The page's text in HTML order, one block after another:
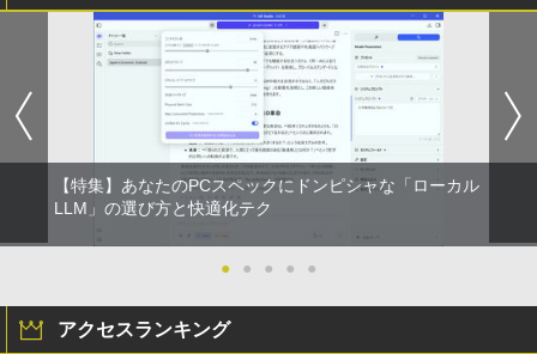
【中古良品】【安心保証】PHILIPS 223V
5L 21.5 インチフル HD 液晶モニター HD
MI VGA 入力 角度調整可能
￥4,200
【超特価】厳選大手メーカー 液晶モニタ
（1920x1080） HDMI指定可 ノングレア
EIZO IIYAMA 三菱 富士通 NEC IO-DATA
【中古】
月刊少女野崎くん（18）特装版 セレク
ト小冊子「堀と鹿島編」付き （SEコミッ
クスプレミアム） [ 椿いづみ ]
￥1,650
【 限定生産・特典つき 】YUZURU2027
￥5,170
【特集】あなたのPCスペックにドンピシャな「ローカル
LLM」の選び方と快適化テク
● ● ● ● ●
アクセスランキング